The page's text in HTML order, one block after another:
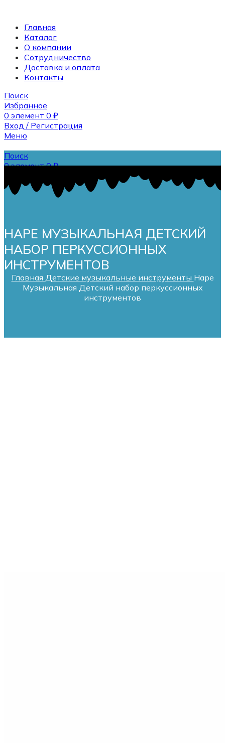
Главная
Каталог
О компании
Сотрудничество
Доставка и оплата
Контакты
Поиск
Избранное
0 элемент 0 ₽
Вход / Регистрация
Меню
Поиск
0элемент 0₽
HAPE МУЗЫКАЛЬНАЯ ДЕТСКИЙ
НАБОР ПЕРКУССИОННЫХ
ИНСТРУМЕНТОВ
Главная Детские музыкальные инструменты Hape
Музыкальная Детский набор перкуссионных
инструментов